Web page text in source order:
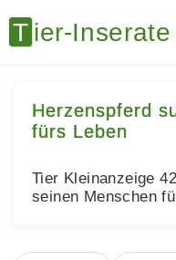
Herzenspferd
fürs Leben
Tier Kleinanzeige
seinen Menschen